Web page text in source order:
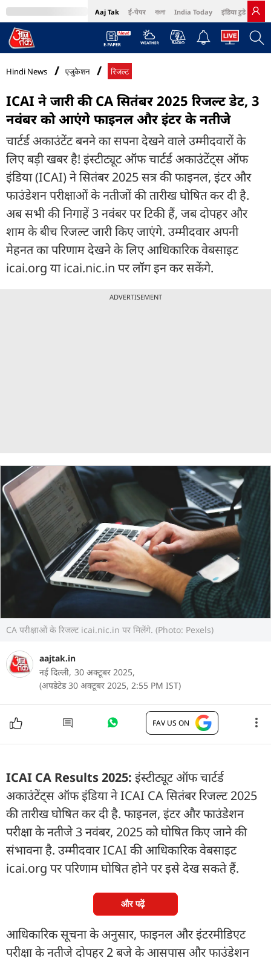
Aaj Tak ई-पेपर বাংলা India Today इंडिया टुडे हिंदी
MumbaiTak Cosmopolitan Harper's Bazaar Northeast
Hindi News एजुकेशन रिजल्ट
ICAI ने जारी की CA सितंबर 2025 रिजल्ट डेट, 3
नवंबर को आएंगे फाइनल और इंटर के नतीजे
चार्टर्ड अकाउंटेंट बनने का सपना देखने वाले उम्मीदवारों के
लिए बड़ी खबर है! इंस्टीट्यूट ऑफ चार्टर्ड अकाउंटेंट्स ऑफ
इंडिया (ICAI) ने सितंबर 2025 सत्र की फाइनल, इंटर और
फाउंडेशन परीक्षाओं के नतीजों की तारीख घोषित कर दी है.
अब सभी की निगाहें 3 नवंबर पर टिकी हैं, जब दोपहर और
शाम के बीच रिजल्ट जारी किए जाएंगे. उम्मीदवार अपनी
मेहनत का परिणाम देखने के लिए आधिकारिक वेबसाइट
icai.org या icai.nic.in पर लॉग इन कर सकेंगे.
ADVERTISEMENT
CA परीक्षाओं के रिजल्ट icai.nic.in पर मिलेंगे. (Photo: Pexels)
aajtak.in
नई दिल्ली, 30 अक्टूबर 2025,
(अपडेटेड 30 अक्टूबर 2025, 2:55 PM IST)
FAV US ON
ICAI CA Results 2025: इंस्टीट्यूट ऑफ चार्टर्ड
अकाउंटेंट्स ऑफ इंडिया ने ICAI CA सितंबर रिजल्ट 2025
की तारीख घोषित कर दी है. फाइनल, इंटर और फाउंडेशन
परीक्षा के नतीजे 3 नवंबर, 2025 को घोषित किए जाने की
संभावना है. उम्मीदवार ICAI की आधिकारिक वेबसाइट
icai.org पर परिणाम घोषित होने पर इसे देख सकते हैं.
और पढ़ें
आधिकारिक सूचना के अनुसार, फाइनल और इंटरमीडिएट
परीक्षा के नतीजे दोपहर 2 बजे के आसपास और फाउंडेशन